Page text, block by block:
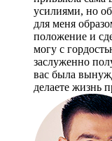
усилиями, но
для меня
положение и
могу с
заслуженно
вас была
делаете жизнь